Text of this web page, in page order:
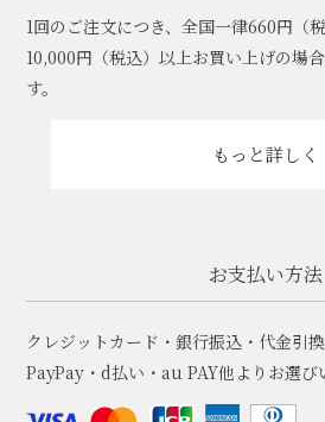
1回のご注文につき、全国一律660円（
10,000円（税込）以上お買い上げの場
す。
もっと詳しく
お支払い方法
クレジットカード・銀行振込・代金引
PayPay・d払い・au PAY他よりお選び
店舗一覧 展示会情報